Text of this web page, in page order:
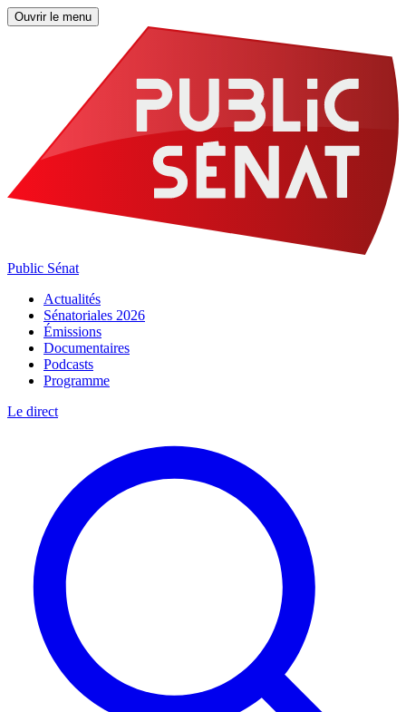
Ouvrir le menu
Public Sénat
Actualités
Sénatoriales 2026
Émissions
Documentaires
Podcasts
Programme
Le direct